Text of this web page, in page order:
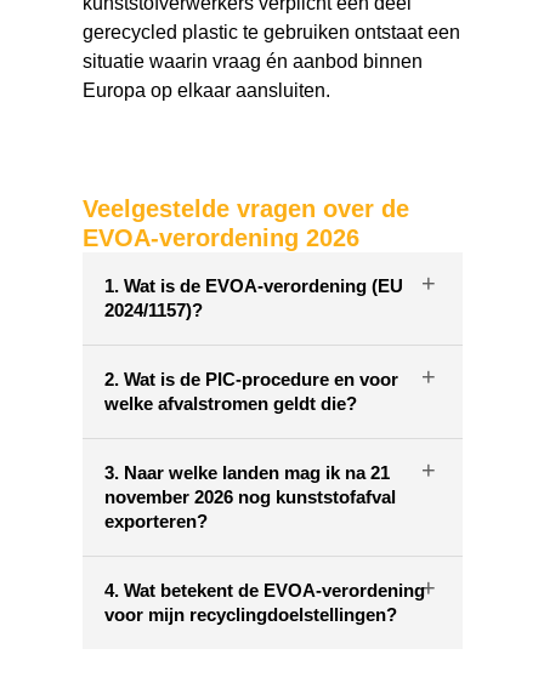
gerecycled plastic te gebruiken ontstaat een
situatie waarin vraag én aanbod binnen
Europa op elkaar aansluiten.
Veelgestelde vragen over de
EVOA-verordening 2026
1. Wat is de EVOA-verordening (EU
2024/1157)?
+
2. Wat is de PIC-procedure en voor
welke afvalstromen geldt die?
+
3. Naar welke landen mag ik na 21
november 2026 nog kunststofafval
exporteren?
+
4. Wat betekent de EVOA-verordening
voor mijn recyclingdoelstellingen?
+